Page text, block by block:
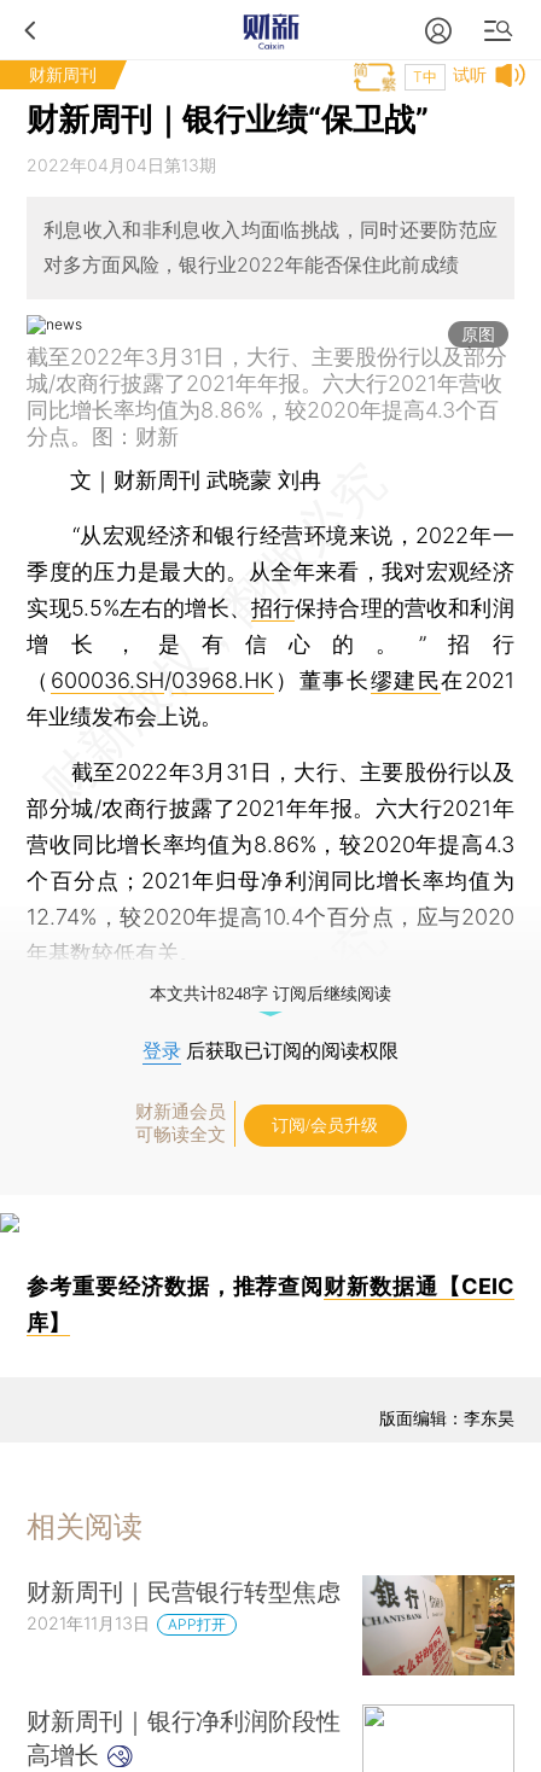
财新周刊 试听
T中
财新周刊｜银行业绩“保卫战”
2022年04月04日第13期
利息收入和非利息收入均面临挑战，同时还要防范应
对多方面风险，银行业2022年能否保住此前成绩
原图
截至2022年3月31日，大行、主要股份行以及部分
城/农商行披露了2021年年报。六大行2021年营收
同比增长率均值为8.86%，较2020年提高4.3个百
分点。图：财新
文｜财新周刊 武晓蒙 刘冉
“从宏观经济和银行经营环境来说，2022年一
季度的压力是最大的。从全年来看，我对宏观经济
实现5.5%左右的增长、 招行保持合理的营收和利润
增长，是有信心的。”招行
（ 600036.SH/03968.HK ）董事长缪建民在2021
年业绩发布会上说。
截至2022年3月31日，大行、主要股份行以及
部分城/农商行披露了2021年年报。六大行2021年
营收同比增长率均值为8.86%，较2020年提高4.3
个百分点；2021年归母净利润同比增长率均值为
12.74%，较2020年提高10.4个百分点，应与2020
年基数较低有关。
本文共计8248字 订阅后继续阅读
登录 后获取已订阅的阅读权限
财新通会员
可畅读全文
订阅/会员升级
参考重要经济数据，推荐查阅 财新数据通【CEIC
库】
版面编辑：李东昊
相关阅读
财新周刊｜民营银行转型焦虑
2021年11月13日 APP打开
财新周刊｜银行净利润阶段性
高增长